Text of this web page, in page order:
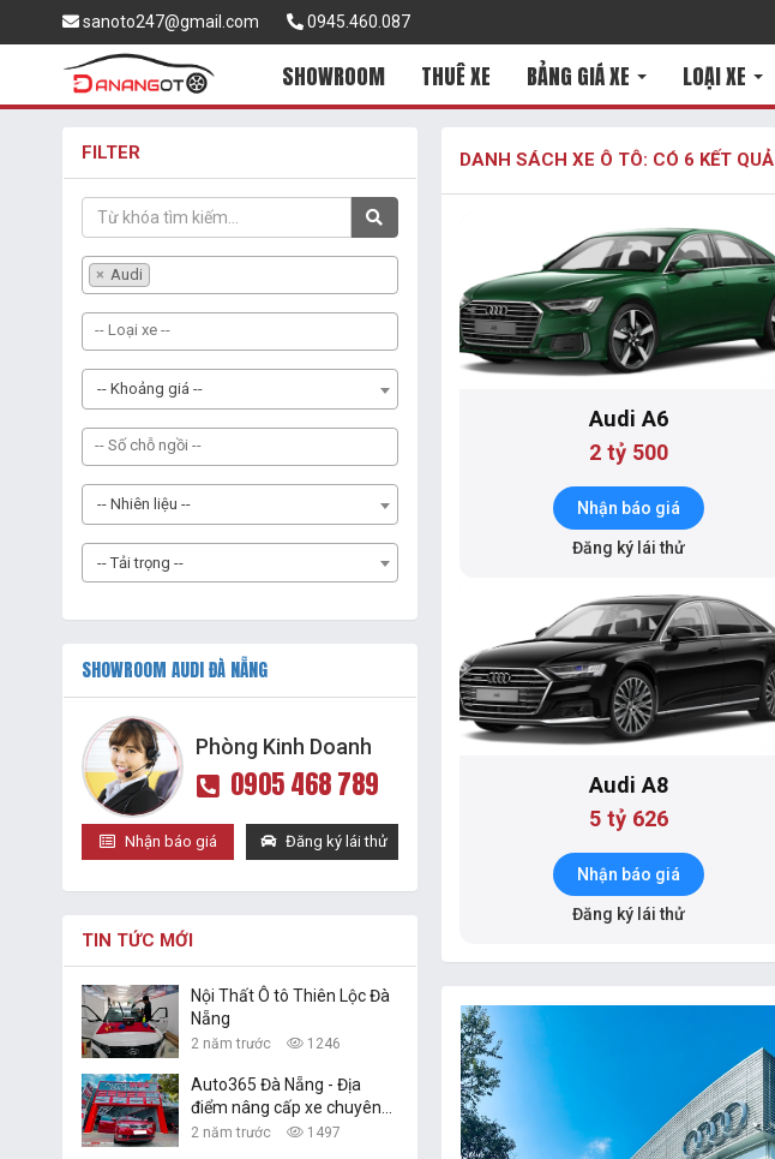
sanoto247@gmail.com 0945.460.087
SHOWROOM THUÊ XE BẢNG GIÁ XE LOẠI XE
FILTER
× Audi
-- Khoảng giá --
-- Nhiên liệu --
-- Tải trọng --
SHOWROOM AUDI ĐÀ NẴNG
Phòng Kinh Doanh
0905 468 789
Nhận báo giá Đăng ký lái thử
TIN TỨC MỚI
Nội Thất Ô tô Thiên Lộc Đà
Nẵng
2 năm trước 1246
Auto365 Đà Nẵng - Địa
điểm nâng cấp xe chuyên
nghiệp
2 năm trước 1497
DANH SÁCH XE Ô TÔ: CÓ 6 KẾT QUẢ
Audi A6
2 tỷ 500
Nhận báo giá
Đăng ký lái thử
Audi A8
5 tỷ 626
Nhận báo giá
Đăng ký lái thử